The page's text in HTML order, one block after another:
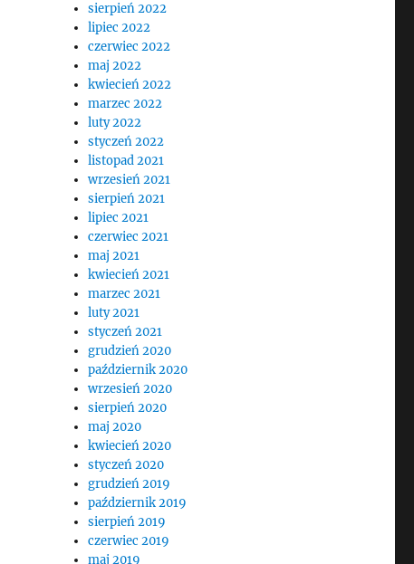
sierpień 2022
lipiec 2022
czerwiec 2022
maj 2022
kwiecień 2022
marzec 2022
luty 2022
styczeń 2022
listopad 2021
wrzesień 2021
sierpień 2021
lipiec 2021
czerwiec 2021
maj 2021
kwiecień 2021
marzec 2021
luty 2021
styczeń 2021
grudzień 2020
październik 2020
wrzesień 2020
sierpień 2020
maj 2020
kwiecień 2020
styczeń 2020
grudzień 2019
październik 2019
sierpień 2019
czerwiec 2019
maj 2019